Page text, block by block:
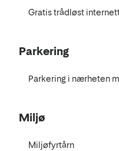
Gratis trådløst
Parkering
Parkering i nærheten
Miljø
Miljøfyrtårn